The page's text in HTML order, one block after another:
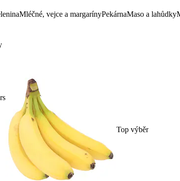
Mléčné, vejce a margarínyPekárnaMaso a lahůdky
Top výběr